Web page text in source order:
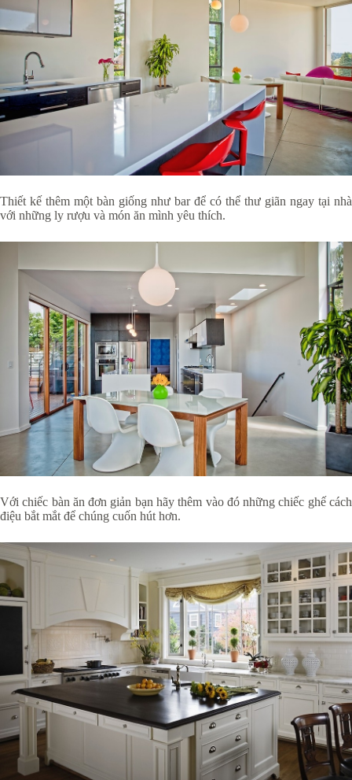
Thiết kế thêm một bàn giống như bar để có thể thư giãn ngay tại nhà
với những ly rượu và món ăn mình yêu thích.
Với chiếc bàn ăn đơn giản bạn hãy thêm vào đó những chiếc ghế cách
điệu bắt mắt để chúng cuốn hút hơn.